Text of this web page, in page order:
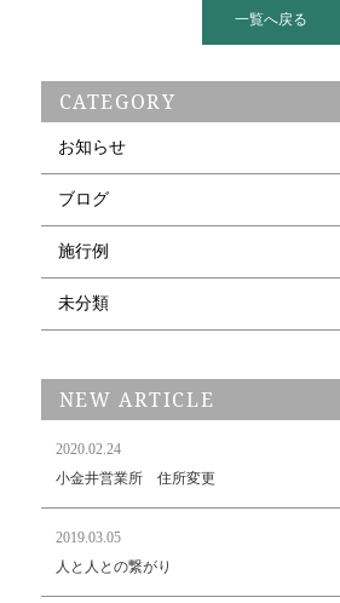
一覧へ戻る
CATEGORY
お知らせ
ブログ
施行例
未分類
NEW ARTICLE
2020.02.24
小金井営業所 住所変更
2019.03.05
人と人との繋がり